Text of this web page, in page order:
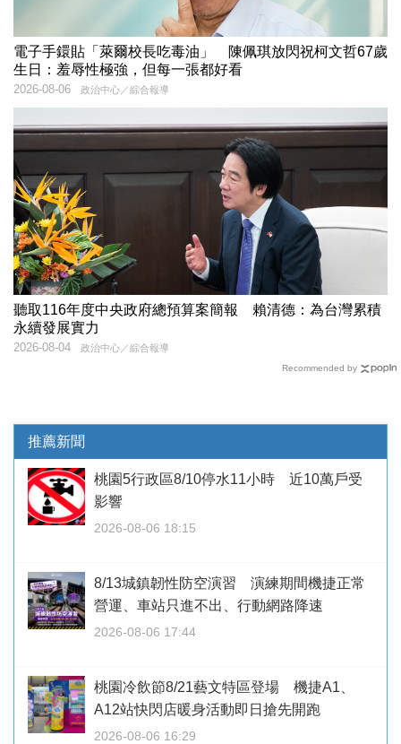
電子手鐶貼「萊爾校長吃毒油」 陳佩琪放閃祝柯文哲67歲
生日：羞辱性極強，但每一張都好看
政治中心／綜合報導
2026-08-06
聽取116年度中央政府總預算案簡報 賴清德：為台灣累積
永續發展實力
政治中心／綜合報導
2026-08-04
Recommended by
推薦新聞
桃園5行政區8/10停水11小時 近10萬戶受
影響
2026-08-06 18:15
8/13城鎮韌性防空演習 演練期間機捷正常
營運、車站只進不出、行動網路降速
2026-08-06 17:44
桃園冷飲節8/21藝文特區登場 機捷A1、
A12站快閃店暖身活動即日搶先開跑
2026-08-06 16:29